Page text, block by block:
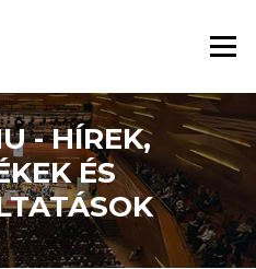
Menü
- HÍREK,
ÉS